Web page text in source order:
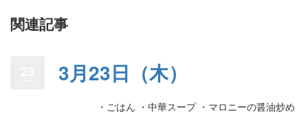
関連記事
3月23日（木）
・ごはん ・中華スープ ・マロニーの醤油炒め